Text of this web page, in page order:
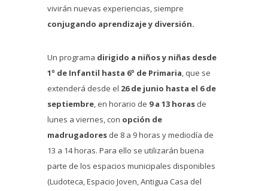
vivirán nuevas experiencias, siempre
conjugando aprendizaje y diversión.
Un programa dirigido a niños y niñas desde
1º de Infantil hasta 6º de Primaria, que se
extenderá desde el 26 de junio hasta el 6 de
septiembre, en horario de 9 a 13 horas de
lunes a viernes, con opción de
madrugadores de 8 a 9 horas y mediodía de
13 a 14 horas. Para ello se utilizarán buena
parte de los espacios municipales disponibles
(Ludoteca, Espacio Joven, Antigua Casa del